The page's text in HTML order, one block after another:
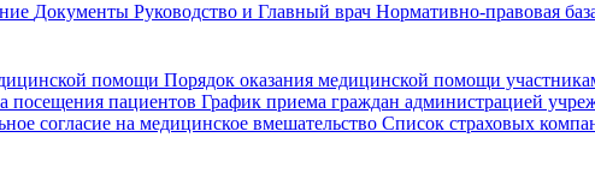
Документы Руководство и Главный врач Нормативно-правовая
помощи Порядок оказания медицинской помощи
посещения пациентов График приема граждан администрацией
согласие на медицинское вмешательство Список страховых